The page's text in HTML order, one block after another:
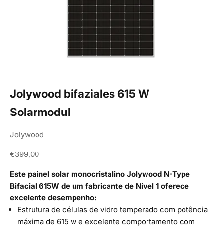
Jolywood bifaziales 615 W
Solarmodul
Jolywood
Angebot
€399,00
Este painel solar monocristalino Jolywood N-Type
Bifacial 615W de um fabricante de Nível 1 oferece
excelente desempenho:
Estrutura de células de vidro temperado com potência
máxima de 615 w e excelente comportamento com